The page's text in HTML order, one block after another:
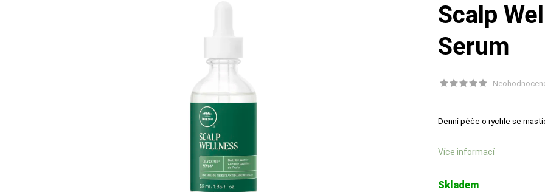
Scalp
Serum
Denní péče o rychle se
Více informací
Skladem